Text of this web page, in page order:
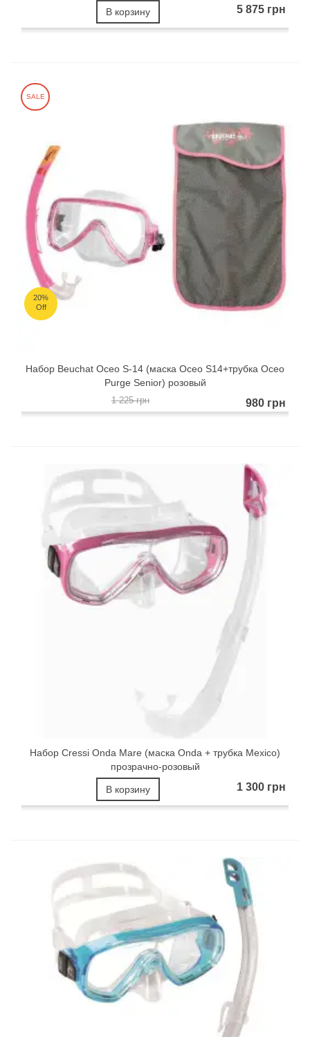
5 875 грн
В корзину
SALE
20%
Off
Набор Beuchat Oceo S-14 (маска Oceo S14+трубка Oceo
Purge Senior) розовый
980 грн
1 225 грн
Набор Cressi Onda Mare (маска Onda + трубка Mexico)
прозрачно-розовый
1 300 грн
В корзину